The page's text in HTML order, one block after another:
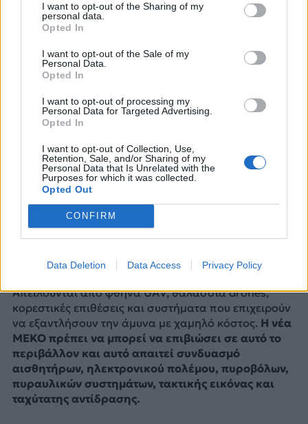
I want to opt-out of the Sharing of my
personal data.
Opted In
I want to opt-out of the Sale of my
Personal Data.
Opted In
I want to opt-out of processing my
Personal Data for Targeted Advertising.
Opted In
I want to opt-out of Collection, Use,
Retention, Sale, and/or Sharing of my
Personal Data that Is Unrelated with the
Purposes for which it was collected.
Opted Out
CONFIRM
Data Deletion Data Access Privacy Policy
της εγγύς άμυναςκαιη ενσωμάτωση σύγχρονων
συστημάτων επικοινωνιών αποτελούν κρίσιμα
κομμάτια της συνολικής εικόνας
Το Sovraponte ειδικά αποκτά ιδιαίτερη αξία στο νέο
περιβάλλον απειλών, όπου τα πλοία καλούνται να
αντιμετωπίσουν UAV, ταχύπλοες ασύμμετρες
απειλές, περιφερόμενα πυρομαχικά και χαμηλού
κόστους στόχους χωρίς να εξαντλούν πολύτιμα
πυραυλικά αποθέματα.
Στο ίδιο πλαίσιο εντάσσεται και ο ελληνικός
«Κένταυρος», το anti-drone σύστημα ηλεκτρονικού
πολέμου που έχει ήδη κεντρίσει το ενδιαφέρον για
την ενίσχυση της προστασίας μονάδων επιφανείας.
Η εμπειρία από την Ερυθρά Θάλασσα, τη Μαύρη
Θάλασσα και τη Μέση Ανατολή δείχνει ότι οι
κλασικούς πυραύλους και αεροσκάφη.
Απειλούνται από φθηνά UAV, θαλάσσια drones,
κορεστικές επιθέσεις και συστήματα που επιχειρούν
να εξαντλήσουν την άμυνα με χαμηλό κόστος. Η νέα
MEKO πρέπει να μπορεί να επιβιώσει σε αυτό το
περιβάλλον και αυτό απαιτεί συνδυασμό
αισθητήρων, ηλεκτρονικού πολέμου, πυροβόλων,
πυραυλικών συστημάτων, τακτικής εικόνας και
ταχύτατης αντίδρασης.